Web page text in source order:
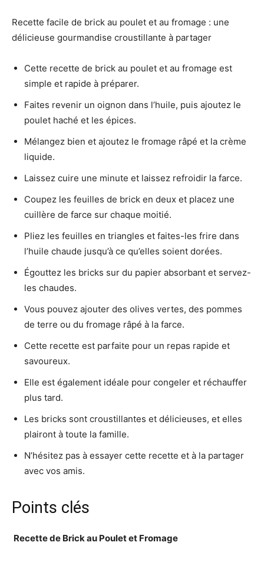
Recette facile de brick au poulet et au fromage : une
délicieuse gourmandise croustillante à partager
Cette recette de brick au poulet et au fromage est
simple et rapide à préparer.
Faites revenir un oignon dans l’huile, puis ajoutez le
poulet haché et les épices.
Mélangez bien et ajoutez le fromage râpé et la crème
liquide.
Laissez cuire une minute et laissez refroidir la farce.
Coupez les feuilles de brick en deux et placez une
cuillère de farce sur chaque moitié.
Pliez les feuilles en triangles et faites-les frire dans
l’huile chaude jusqu’à ce qu’elles soient dorées.
Égouttez les bricks sur du papier absorbant et servez-
les chaudes.
Vous pouvez ajouter des olives vertes, des pommes
de terre ou du fromage râpé à la farce.
Cette recette est parfaite pour un repas rapide et
savoureux.
Elle est également idéale pour congeler et réchauffer
plus tard.
Les bricks sont croustillantes et délicieuses, et elles
plairont à toute la famille.
N’hésitez pas à essayer cette recette et à la partager
avec vos amis.
Points clés
️ Recette de Brick au Poulet et Fromage